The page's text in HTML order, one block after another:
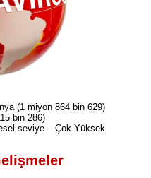
(1 miyon 864 bin 629)
bin 286)
seviye – Çok Yüksek